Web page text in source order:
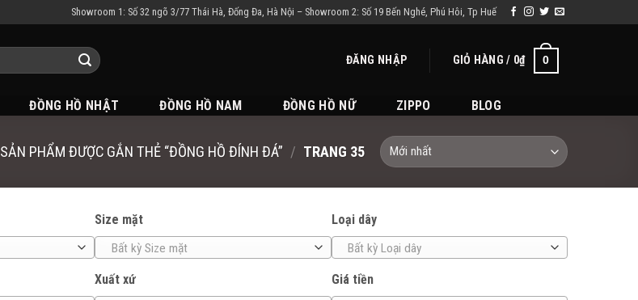
Showroom 1: Số 32 ngõ 3/77 Thái Hà, Đống Đa, Hà Nội – Showroom 2: Số 19 Bến Nghé, Phú Hôi, Tp Huế
ĐĂNG NHẬP GIỎ HÀNG / 0₫ 0
ĐỒNG HỒ NHẬT ĐỒNG HỒ NAM ĐỒNG HỒ NỮ ZIPPO BLOG
SẢN PHẨM ĐƯỢC GẮN THẺ “ĐỒNG HỒ ĐÍNH ĐÁ” / TRANG 35
Size mặt
Bất kỳ Size mặt
Loại dây
Bất kỳ Loại dây
Xuất xứ Giá tiền